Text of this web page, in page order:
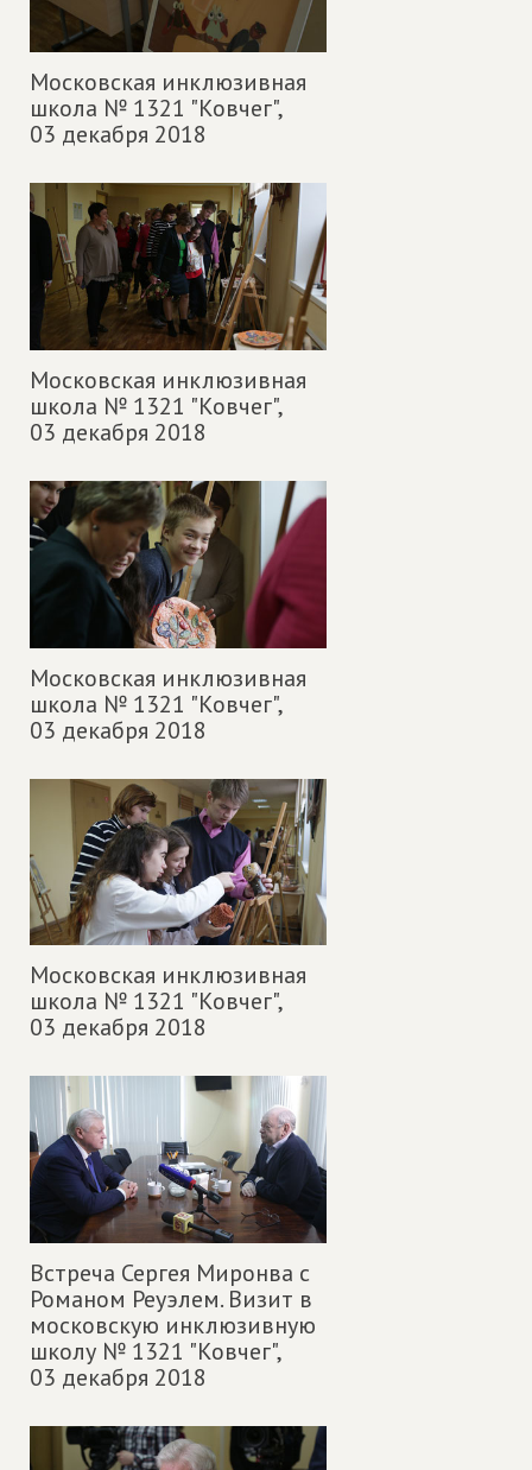
Московская инклюзивная
школа № 1321 "Ковчег",
03 декабря 2018
Московская инклюзивная
школа № 1321 "Ковчег",
03 декабря 2018
Московская инклюзивная
школа № 1321 "Ковчег",
03 декабря 2018
Московская инклюзивная
школа № 1321 "Ковчег",
03 декабря 2018
Встреча Сергея Миронва с
Романом Реуэлем. Визит в
московскую инклюзивную
школу № 1321 "Ковчег",
03 декабря 2018